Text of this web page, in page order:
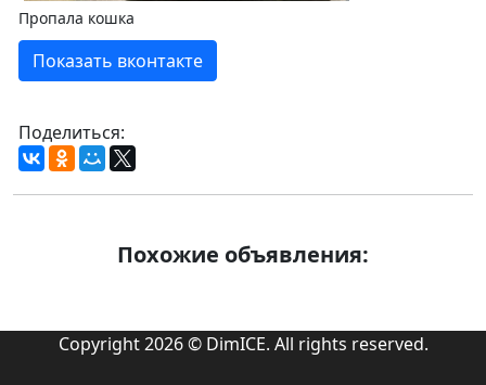
Пропала кошка
Показать вконтакте
Поделиться:
Похожие объявления:
Copyright 2026 © DimICE. All rights reserved.